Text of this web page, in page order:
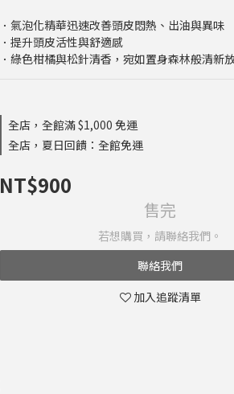
．氣泡化精華迅速改善頭皮悶熱、出油與異味
．提升頭皮活性與舒適感
．綠色柑橘與松針清香，宛如置身森林般清新
全店，全館滿 $1,000 免運
全店，夏日回饋：全館免運
NT$900
售完
若想購買，請聯絡我們。
聯絡我們
加入追蹤清單